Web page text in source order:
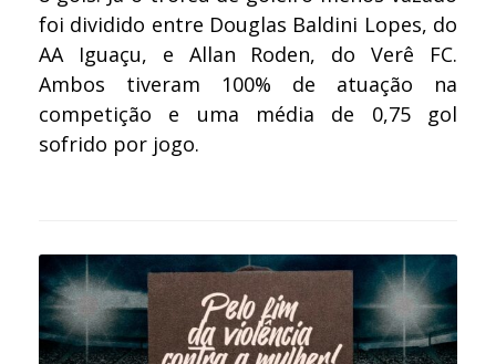
foi dividido entre Douglas Baldini Lopes, do
AA Iguaçu, e Allan Roden, do Verê FC.
Ambos tiveram 100% de atuação na
competição e uma média de 0,75 gol
sofrido por jogo.